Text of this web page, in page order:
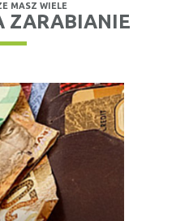
MASZ WIELE
ZARABIANIE